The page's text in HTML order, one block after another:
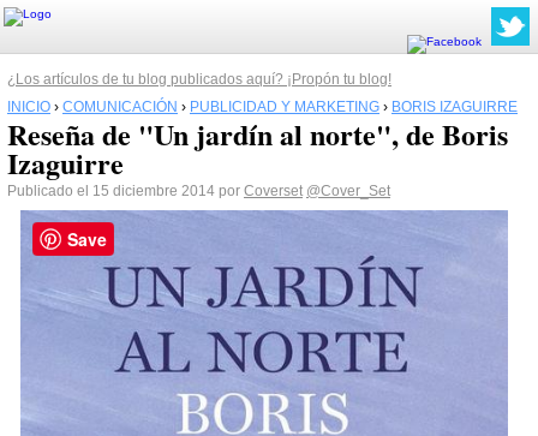
¿Los artículos de tu blog publicados aquí? ¡Propón tu blog!
INICIO › COMUNICACIÓN › PUBLICIDAD Y MARKETING › BORIS IZAGUIRRE
Reseña de "Un jardín al norte", de Boris
Izaguirre
Publicado el 15 diciembre 2014 por Coverset @Cover_Set
Save